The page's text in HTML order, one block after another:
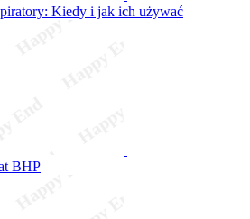
Kiedy i jak ich używać
BHP